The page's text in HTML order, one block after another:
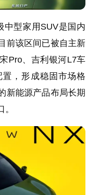
中型家用SUV是国内
前该区间已被自主新
Pro、吉利银河L7车
，形成稳固市场格
新能源产品布局长期